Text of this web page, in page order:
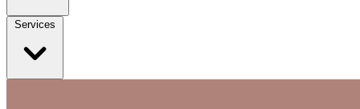
Services